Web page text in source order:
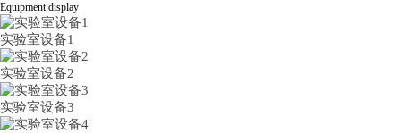
Equipment display
实验室设备1
实验室设备2
实验室设备3